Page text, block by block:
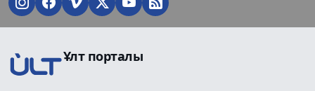
Ұлт порталы